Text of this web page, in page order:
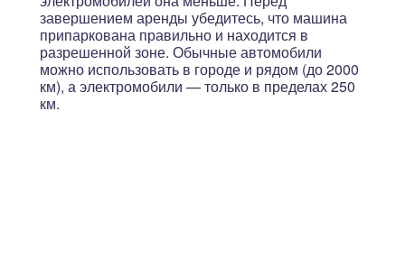
завершением аренды убедитесь, что машина
припаркована правильно и находится в
разрешенной зоне. Обычные автомобили
можно использовать в городе и рядом (до 2000
км), а электромобили — только в пределах 250
км.